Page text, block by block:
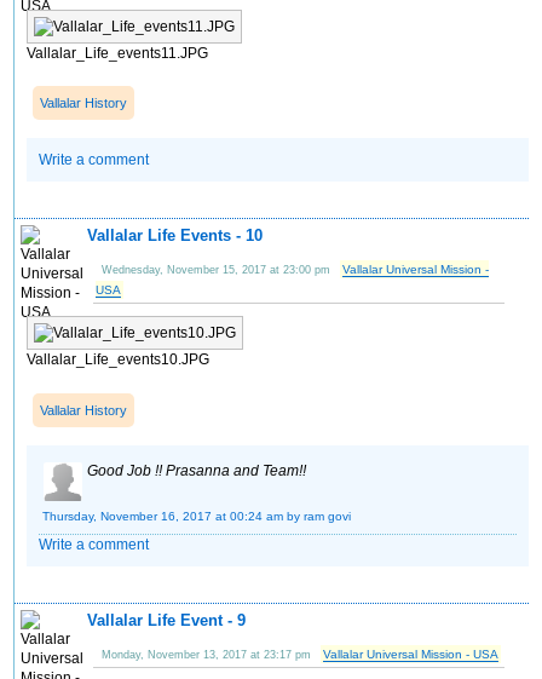
Vallalar_Life_events11.JPG
Vallalar History
Write a comment
Vallalar Life Events - 10
Wednesday, November 15, 2017 at 23:00 pm
Vallalar Universal Mission -
USA
Vallalar_Life_events10.JPG
Vallalar History
Good Job !! Prasanna and Team!!
Thursday, November 16, 2017 at 00:24 am by ram govi
Write a comment
Vallalar Life Event - 9
Monday, November 13, 2017 at 23:17 pm Vallalar Universal Mission - USA